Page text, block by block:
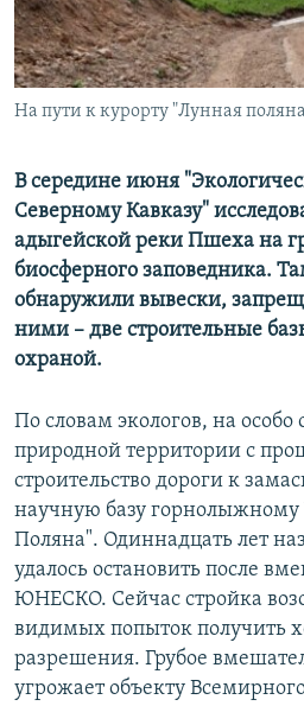
СОЦИАЛЬНЫЕ СЕТИ
Все сайты РСЕ/РС
На пути к курорту "Лунная
В середине июня
Северному Кавказу"
адыгейской реки Пшеха на
биосферного заповедника.
обнаружили вывески,
ними – две строительные
охраной.
По словам экологов, на
природной территории с
строительство дороги к
научную базу горнолыжному
Поляна". Одиннадцать лет
удалось остановить после
ЮНЕСКО. Сейчас стройка
видимых попыток получить
разрешения. Грубое
угрожает объекту